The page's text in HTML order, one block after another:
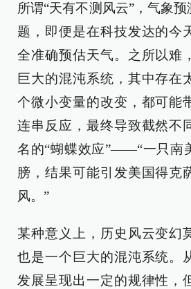
所谓“天有不测风云”，气象
题，即便是在科技发达的今
全准确预估天气。之所以难
巨大的混沌系统，其中存在
个微小变量的改变，都可能
连串反应，最终导致截然不
名的“蝴蝶效应”——“一只南
膀，结果可能引发美国得克
风。”
某种意义上，历史风云变幻
也是一个巨大的混沌系统。
发展呈现出一定的规律性，